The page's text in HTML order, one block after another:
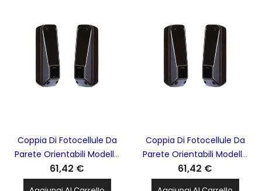
Coppia Di Fotocellule Da
Parete Orientabili Modello
XP20BD 20M Bus FAAC -
785103
61,42 €
Coppia Di Fotocellule Da
Parete Orientabili Modello
XP20D 20M FAAC - 785102
61,42 €